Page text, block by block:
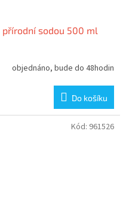
přírodní sodou 500 ml
objednáno, bude do 48hodin
Do košíku
Kód: 961526